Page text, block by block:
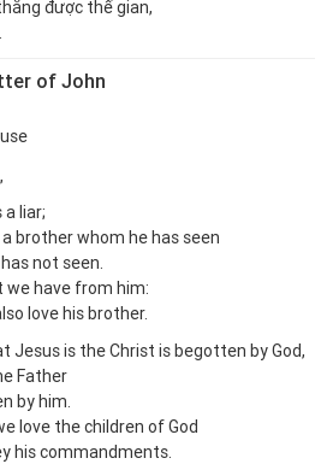
được thế gian,
of John
liar;
brother whom he has seen
not seen.
have from him:
love his brother.
Jesus is the Christ is begotten by God,
Father
by him.
love the children of God
his commandments.